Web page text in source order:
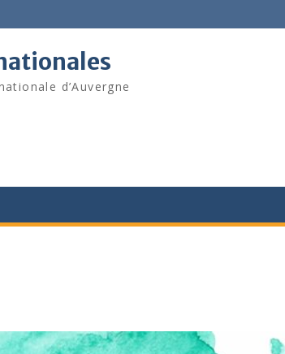
d’Auvergne